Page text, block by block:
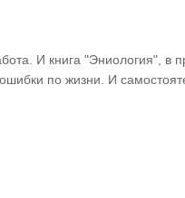
И книга "Эниология", в
по жизни. И